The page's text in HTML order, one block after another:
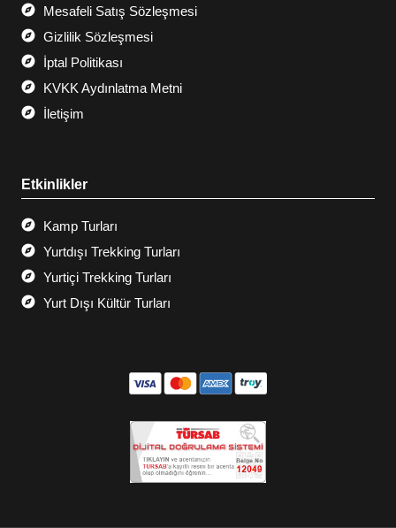
Mesafeli Satış Sözleşmesi
Gizlilik Sözleşmesi
İptal Politikası
KVKK Aydınlatma Metni
İletişim
Etkinlikler
Kamp Turları
Yurtdışı Trekking Turları
Yurtiçi Trekking Turları
Yurt Dışı Kültür Turları